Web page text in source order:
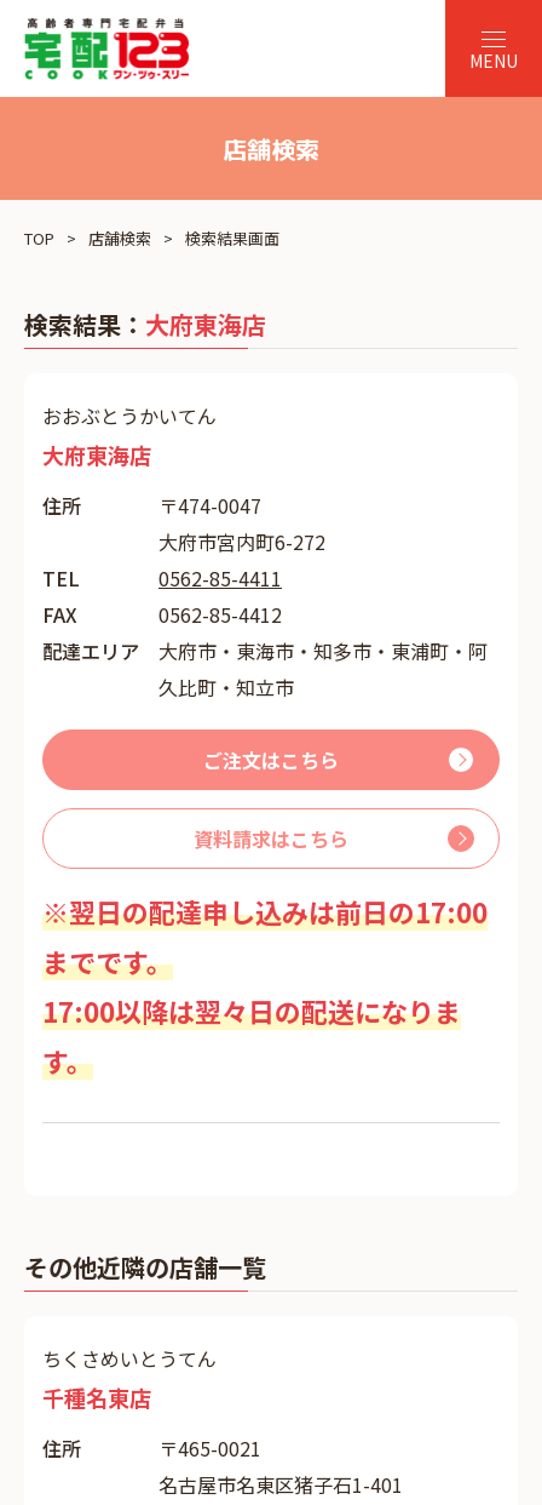
店舗検索
TOP 店舗検索 検索結果画面
検索結果： 大府東海店
おおぶとうかいてん
大府東海店
住所
〒474-0047
大府市宮内町6-272
TEL
0562-85-4411
FAX
0562-85-4412
配達エリア
大府市・東海市・知多市・東浦町・阿
久比町・知立市
ご注文はこちら
資料請求はこちら
※翌日の配達申し込みは前日の17:00
までです。
17:00以降は翌々日の配送になりま
す。
その他近隣の店舗一覧
ちくさめいとうてん
千種名東店
住所
〒465-0021
名古屋市名東区猪子石1-401